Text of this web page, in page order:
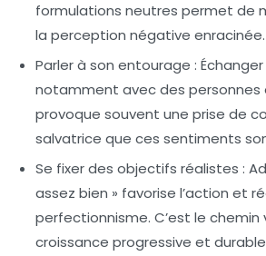
formulations neutres permet de
la perception négative enracinée.
Parler à son entourage :
notamment avec des personnes
provoque souvent une prise de
salvatrice que ces sentiments
Se fixer des objectifs réalistes :
assez bien » favorise l’action et
perfectionnisme. C’est le chemin
croissance progressive et